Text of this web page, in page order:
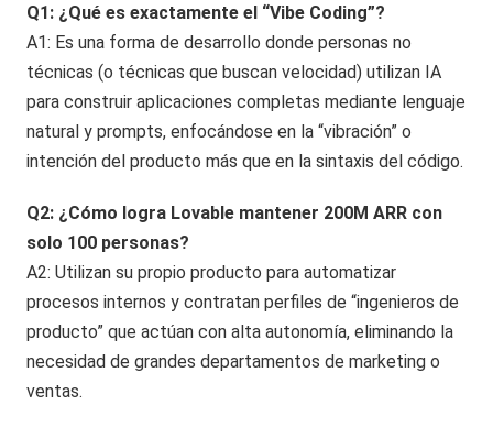
Q1: ¿Qué es exactamente el “Vibe Coding”?
A1: Es una forma de desarrollo donde personas no
técnicas (o técnicas que buscan velocidad) utilizan IA
para construir aplicaciones completas mediante lenguaje
natural y prompts, enfocándose en la “vibración” o
intención del producto más que en la sintaxis del código.
Q2: ¿Cómo logra Lovable mantener 200M ARR con
solo 100 personas?
A2: Utilizan su propio producto para automatizar
procesos internos y contratan perfiles de “ingenieros de
producto” que actúan con alta autonomía, eliminando la
necesidad de grandes departamentos de marketing o
ventas.